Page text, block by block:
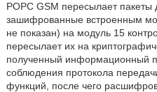
РОРС GSM пересылает
зашифрованные встроенным
не показан) на модуль 15
пересылает их на
полученный информационный
соблюдения протокола
функций, после чего